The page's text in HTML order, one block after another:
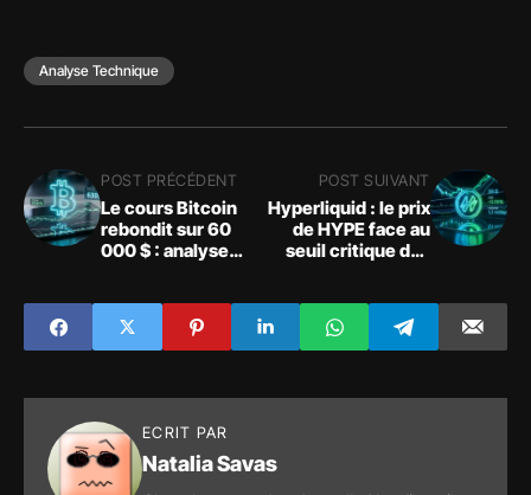
Analyse Technique
POST PRÉCÉDENT
Le cours Bitcoin
rebondit sur 60
000 $ : analyse
macroéconomique
POST SUIVANT
Hyperliquid : le prix
de HYPE face au
seuil critique des
ECRIT PAR
Natalia Savas